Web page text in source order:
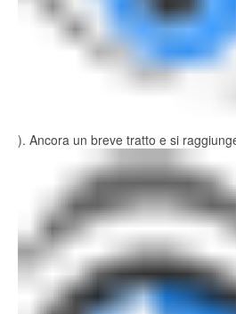
). Ancora un breve tratto e si